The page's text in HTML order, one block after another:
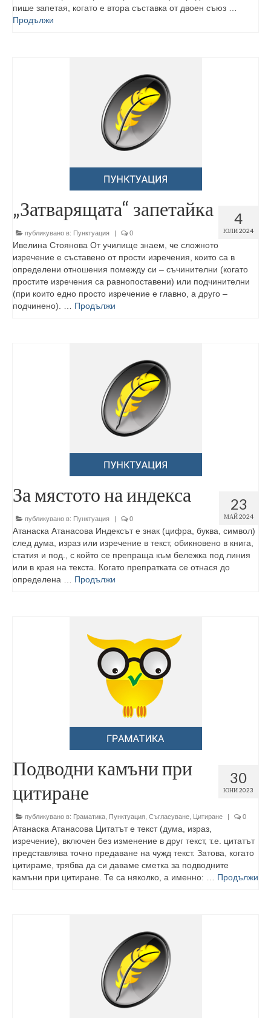
пише запетая, когато е втора съставка от двоен съюз …
Продължи
4
ЮЛИ 2024
„Затварящата“ запетайка
публикувано в: Пунктуация | 0
Ивелина Стоянова От училище знаем, че сложното
изречение е съставено от прости изречения, които са в
определени отношения помежду си – съчинителни (когато
простите изречения са равнопоставени) или подчинителни
(при които едно просто изречение е главно, а друго –
подчинено). … Продължи
23
МАЙ 2024
За мястото на индекса
публикувано в: Пунктуация | 0
Атанаска Атанасова Индексът е знак (цифра, буква, символ)
след дума, израз или изречение в текст, обикновено в книга,
статия и под., с който се препраща към бележка под линия
или в края на текста. Когато препратката се отнася до
определена … Продължи
30
ЮНИ 2023
Подводни камъни при
цитиране
публикувано в: Граматика Пунктуация Съгласуване Цитиране | 0
Атанаска Атанасова Цитатът е текст (дума, израз,
изречение), включен без изменение в друг текст, т.е. цитатът
представлява точно предаване на чужд текст. Затова, когато
цитираме, трябва да си даваме сметка за подводните
камъни при цитиране. Те са няколко, а именно: … Продължи